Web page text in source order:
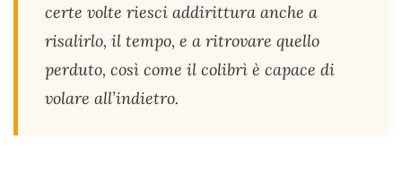
certe volte riesci addirittura anche a
risalirlo, il tempo, e a ritrovare quello
perduto, così come il colibrì è capace di
volare all’indietro.